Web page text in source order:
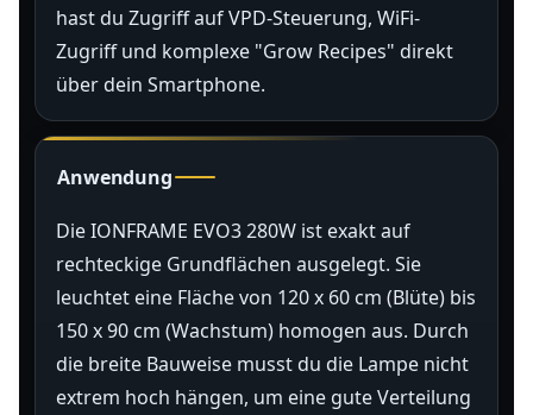
hast du Zugriff auf VPD-Steuerung, WiFi-
Zugriff und komplexe "Grow Recipes" direkt
über dein Smartphone.
Anwendung
Die IONFRAME EVO3 280W ist exakt auf
rechteckige Grundflächen ausgelegt. Sie
leuchtet eine Fläche von 120 x 60 cm (Blüte) bis
150 x 90 cm (Wachstum) homogen aus. Durch
die breite Bauweise musst du die Lampe nicht
extrem hoch hängen, um eine gute Verteilung